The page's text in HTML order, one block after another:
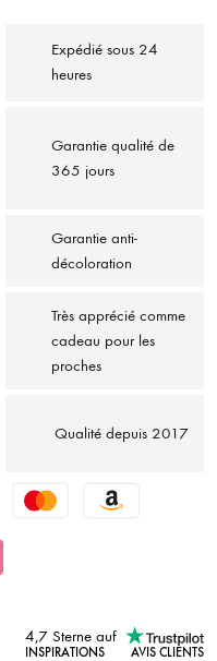
Expédié sous 24
heures
Garantie qualité de
365 jours
Garantie anti-
décoloration
Très apprécié comme
cadeau pour les
proches
Qualité depuis 2017
4,7 Sterne auf
INSPIRATIONS AVIS CLIENTS